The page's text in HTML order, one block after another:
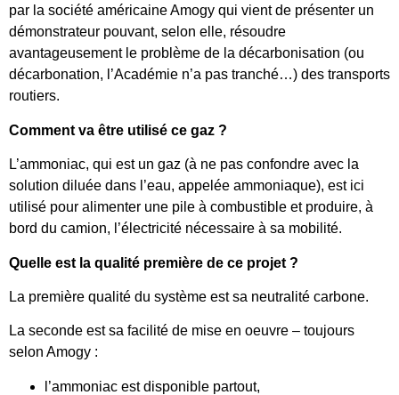
par la société américaine Amogy qui vient de présenter un
démonstrateur pouvant, selon elle, résoudre
avantageusement le problème de la décarbonisation (ou
décarbonation, l’Académie n’a pas tranché…) des transports
routiers.
Comment va être utilisé ce gaz ?
L’ammoniac, qui est un gaz (à ne pas confondre avec la
solution diluée dans l’eau, appelée ammoniaque), est ici
utilisé pour alimenter une pile à combustible et produire, à
bord du camion, l’électricité nécessaire à sa mobilité.
Quelle est la qualité première de ce projet ?
La première qualité du système est sa neutralité carbone.
La seconde est sa facilité de mise en oeuvre – toujours
selon Amogy :
l’ammoniac est disponible partout,